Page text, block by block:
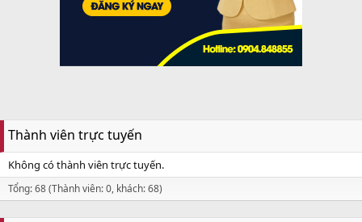
Thành viên trực tuyến
Không có thành viên trực tuyến.
Tổng: 68 (Thành viên: 0, khách: 68)